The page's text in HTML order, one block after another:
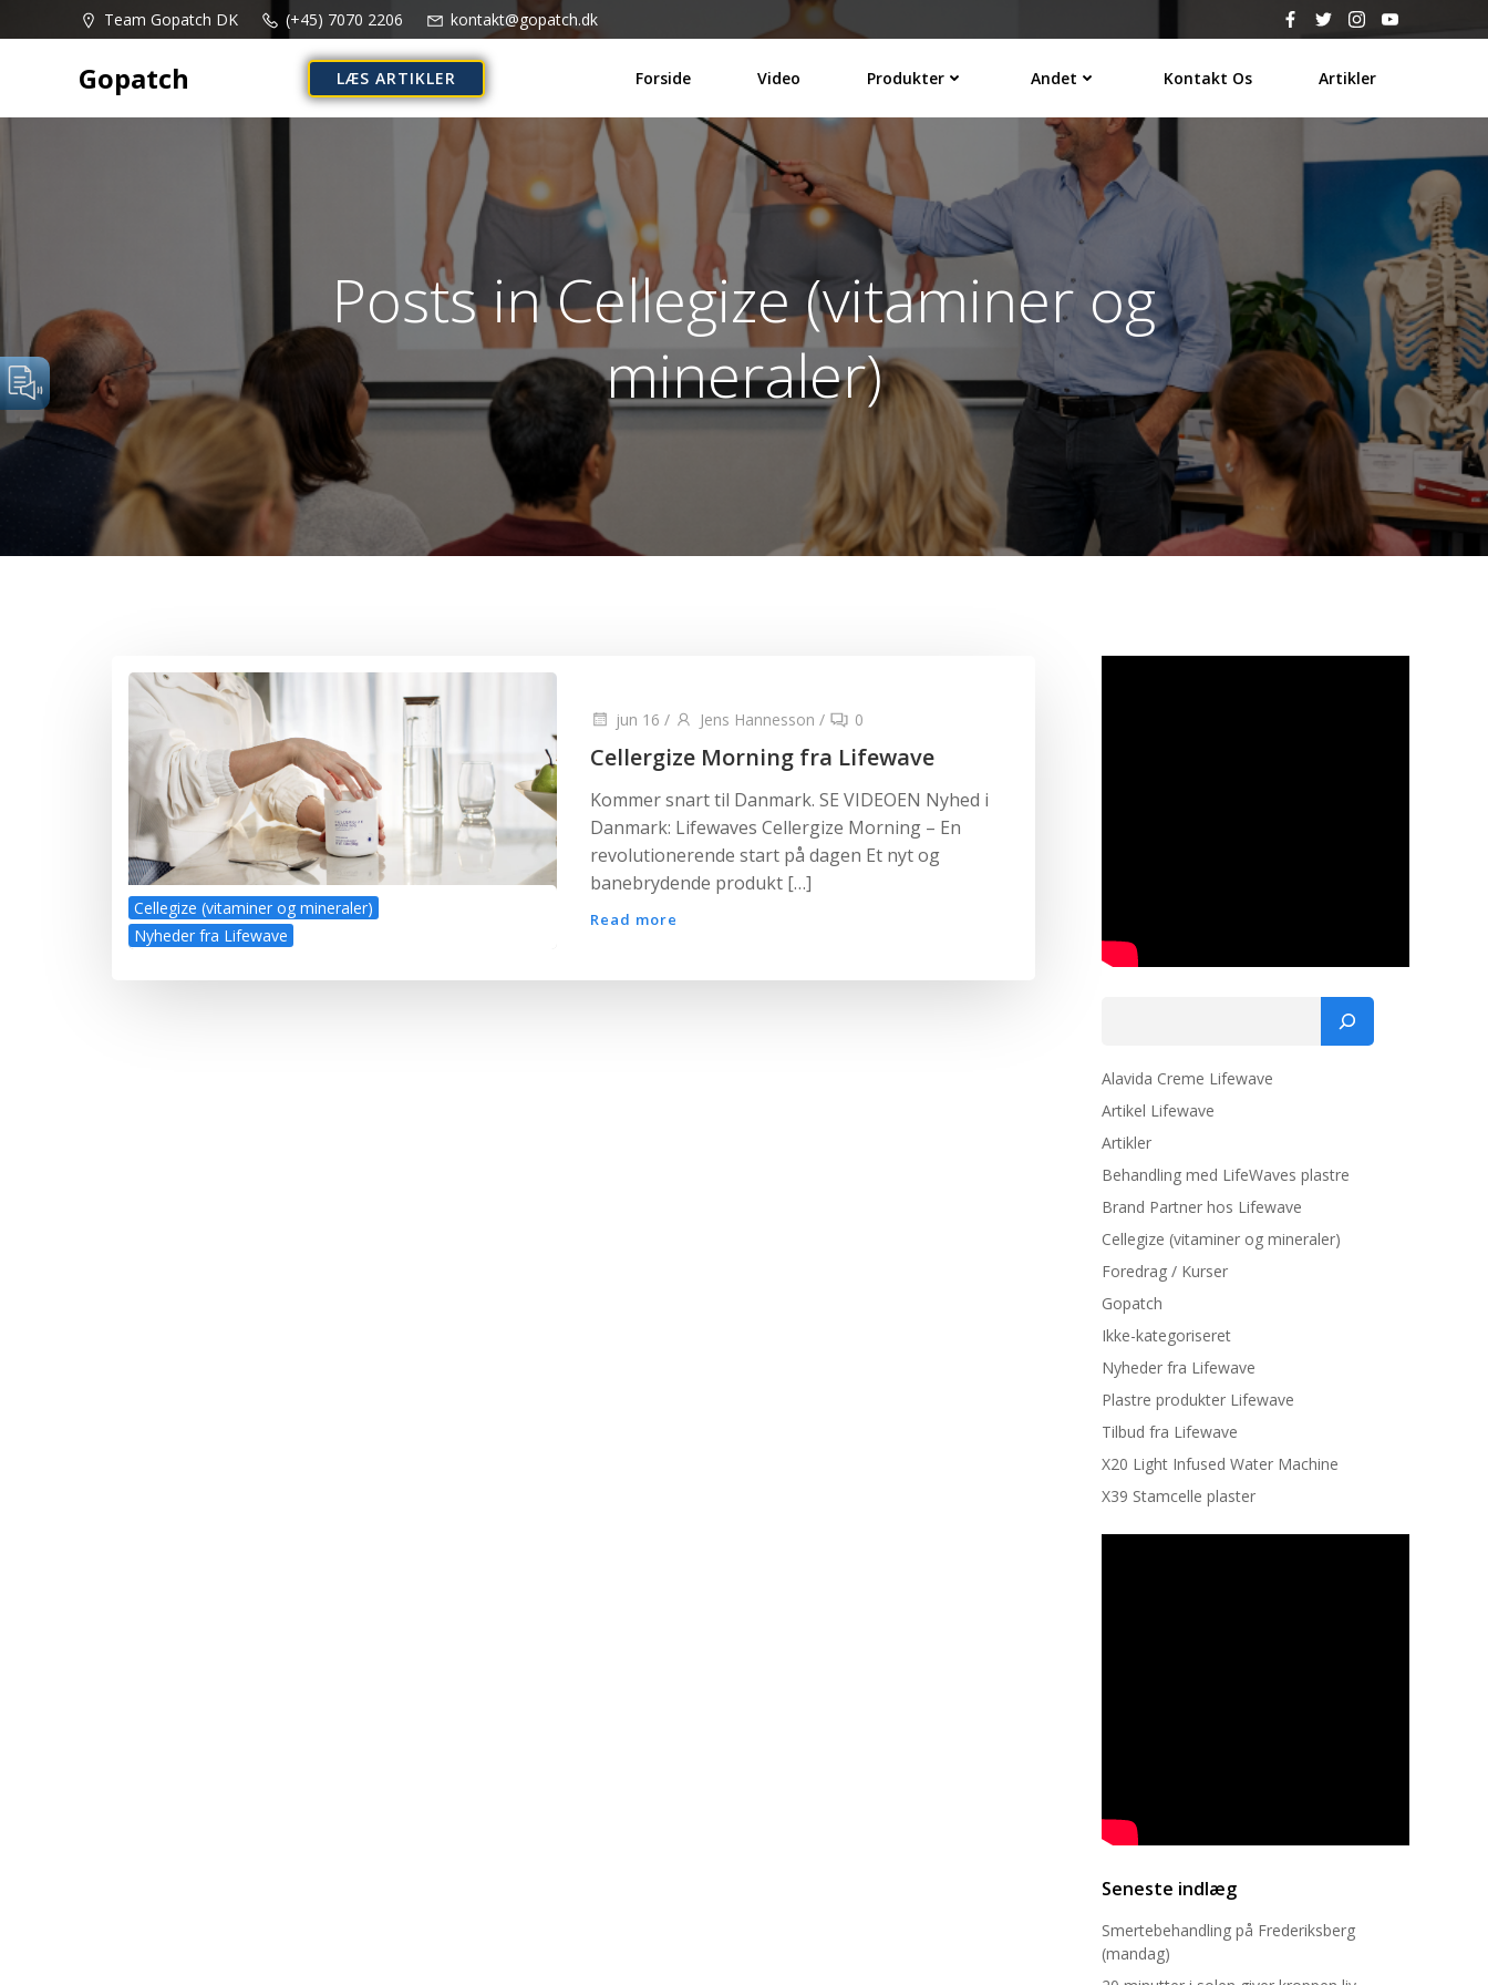
til
Team Gopatch DK (+45) 7070 2206 kontakt@gopatch.dk
Gopatch LÆS ARTIKLER Forside Video Produkter Andet Kontakt Os Artikler
Posts in Cellegize (vitaminer og
mineraler)
Cellegize (vitaminer og mineraler)
Nyheder fra Lifewave
jun 16 / Jens Hannesson / 0
Cellergize Morning fra Lifewave
Kommer snart til Danmark. SE VIDEOEN Nyhed i
Danmark: Lifewaves Cellergize Morning – En
revolutionerende start på dagen Et nyt og
banebrydende produkt […]
Read more
Alavida Creme Lifewave
Artikel Lifewave
Artikler
Behandling med LifeWaves plastre
Brand Partner hos Lifewave
Cellegize (vitaminer og mineraler)
Foredrag / Kurser
Gopatch
Ikke-kategoriseret
Nyheder fra Lifewave
Plastre produkter Lifewave
Tilbud fra Lifewave
X20 Light Infused Water Machine
X39 Stamcelle plaster
Seneste indlæg
Smertebehandling på Frederiksberg
(mandag)